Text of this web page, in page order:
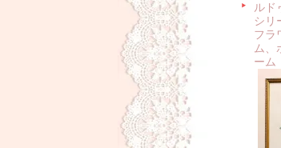
ルド
シリ
フラ
ム、
ーム